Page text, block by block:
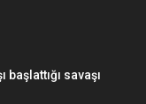
başlattığı savaşı